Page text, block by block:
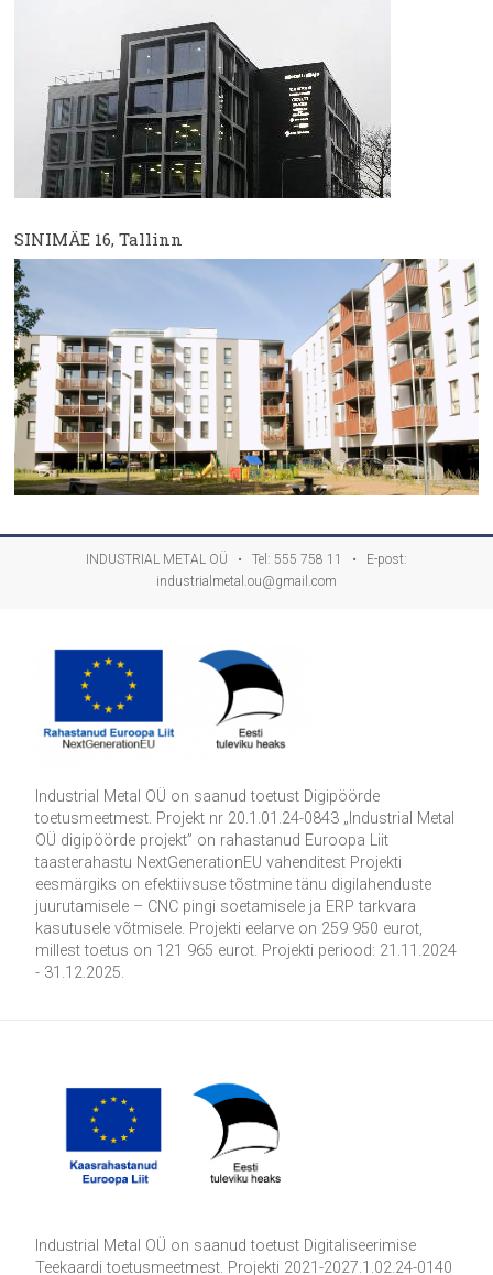
SINIMÄE 16, Tallinn
INDUSTRIAL METAL OÜ • Tel: 555 758 11
• E-post:
industrialmetal.ou@gmail.com
Industrial Metal OÜ on saanud toetust Digipöörde
toetusmeetmest. Projekt nr 20.1.01.24-0843 „Industrial Metal
OÜ digipöörde projekt” on rahastanud Euroopa Liit
taasterahastu NextGenerationEU vahenditest Projekti
eesmärgiks on efektiivsuse tõstmine tänu digilahenduste
juurutamisele – CNC pingi soetamisele ja ERP tarkvara
kasutusele võtmisele. Projekti eelarve on 259 950 eurot,
millest toetus on 121 965 eurot. Projekti periood: 21.11.2024
- 31.12.2025.
Industrial Metal OÜ on saanud toetust Digitaliseerimise
Teekaardi toetusmeetmest. Projekti 2021-2027.1.02.24-0140